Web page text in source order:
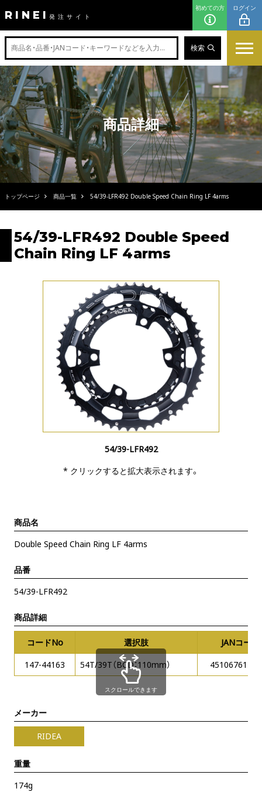
RINEI 発注サイト
初めての方 ログイン
検索
商品詳細
トップページ 商品一覧 54/39-LFR492 Double Speed Chain Ring LF 4arms
54/39-LFR492 Double Speed
Chain Ring LF 4arms
54/39-LFR492
* クリックすると拡大表示されます。
商品名
Double Speed Chain Ring LF 4arms
品番
54/39-LFR492
商品詳細
コードNo 選択肢
JANコード
147-44163
54T/39T（BCD：110mm）
スクロールできます
メーカー
RIDEA
重量
174g